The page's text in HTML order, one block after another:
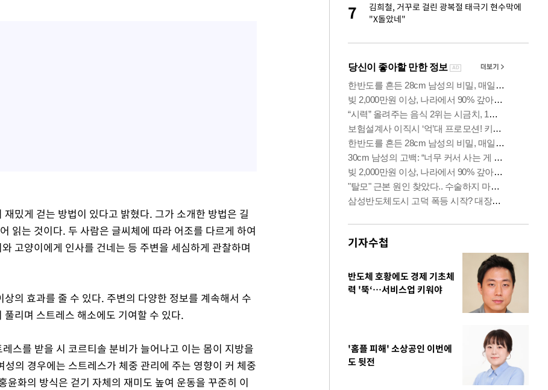
밌게 걷는 방법이 있다고 밝혔다. 그가 소개한 방법은 길
읽는 것이다. 두 사람은 글씨체에 따라 어조를 다르게 하여
고양이에게 인사를 건네는 등 주변을 세심하게 관찰하며
의 효과를 줄 수 있다. 주변의 다양한 정보를 계속해서 수
리며 스트레스 해소에도 기여할 수 있다.
스를 받을 시 코르티솔 분비가 늘어나고 이는 몸이 지방을
의 경우에는 스트레스가 체중 관리에 주는 영향이 커 체중
윤화의 방식은 걷기 자체의 재미도 높여 운동을 꾸준히 이
7
김희철, 거꾸로 걸린 광복절 태극기 현수막에
"X돌았네"
기자수첩
반도체 호황에도 경제 기초체
력 '뚝‘…서비스업 키워야
'홈플 피해' 소상공인 이번에
도 뒷전